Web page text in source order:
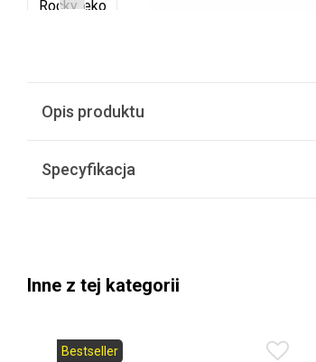
Opis produktu
Specyfikacja
Inne z tej kategorii
Bestseller